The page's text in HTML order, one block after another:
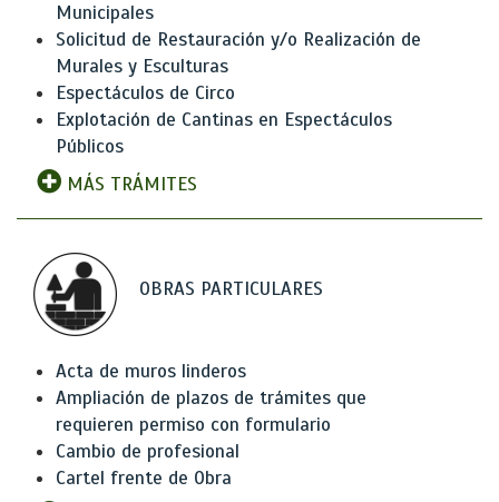
Municipales
Solicitud de Restauración y/o Realización de
Murales y Esculturas
Espectáculos de Circo
Explotación de Cantinas en Espectáculos
Públicos
MÁS TRÁMITES
OBRAS PARTICULARES
Acta de muros linderos
Ampliación de plazos de trámites que
requieren permiso con formulario
Cambio de profesional
Cartel frente de Obra